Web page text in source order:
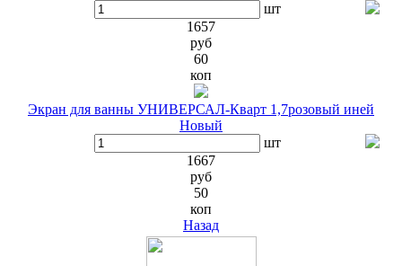
шт
1657
руб
60
коп
Экран для ванны УНИВЕРСАЛ-Кварт 1,7розовый иней
Новый
шт
1667
руб
50
коп
Назад